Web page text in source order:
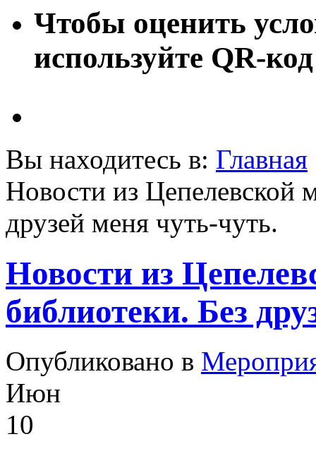
Чтобы оценить
используйте QR-код
Вы находитесь в: Главная
Новости из Цепелевской
друзей меня чуть-чуть.
Новости из
библиотеки. Без
Опубликовано в
Июн
10